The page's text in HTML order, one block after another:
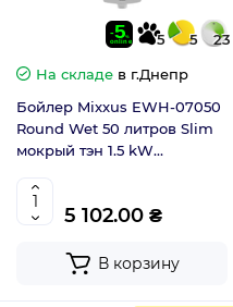
5 5
23
На складе в г.Днепр
Бойлер Mixxus EWH-07050
Round Wet 50 литров Slim
мокрый тэн 1.5 kW
5 102.00 ₴
В корзину